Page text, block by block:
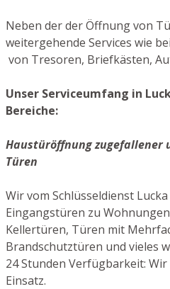
Neben der der Öffnung von
weitergehende Services wie
von Tresoren, Briefkästen,
Unser Serviceumfang in
Bereiche:
Haustüröffnung zugefallener
Türen
Wir vom Schlüsseldienst
Eingangstüren zu
Kellertüren, Türen mit
Brandschutztüren und vieles
24 Stunden Verfügbarkeit:
Einsatz.